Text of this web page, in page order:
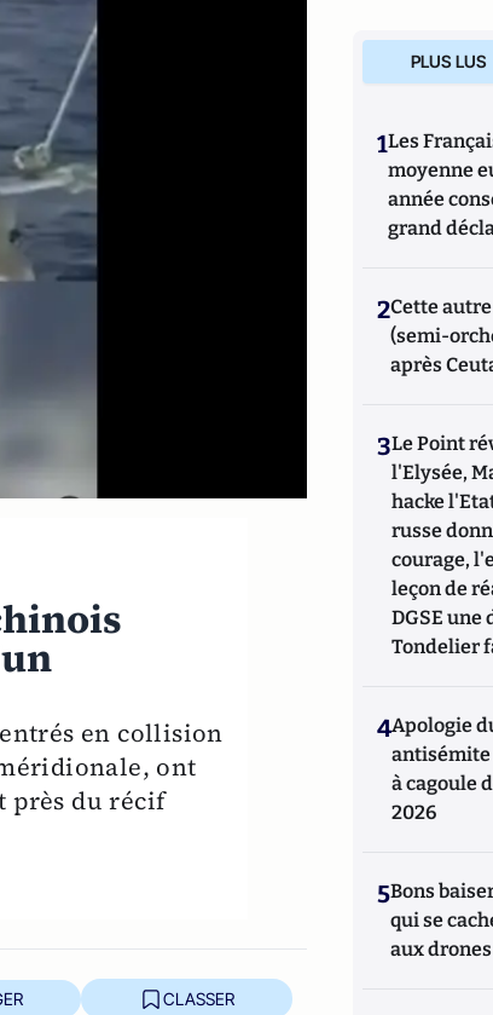
en collision
ont
près du récif
CLASSER
PLUS LUS
1Les
moyenne
année
grand
2Cette
(semi-
après
3Le Point
l'Elysée,
hacke
russe
courage,
leçon de
DGSE une
Tondelier
4Apologie
antisémite
à cagoule
2026
5Bons
qui se
aux